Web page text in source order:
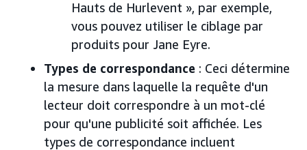
Hauts de Hurlevent », par exemple,
vous pouvez utiliser le ciblage par
produits pour Jane Eyre.
Types de correspondance : Ceci détermine
la mesure dans laquelle la requête d'un
lecteur doit correspondre à un mot-clé
pour qu'une publicité soit affichée. Les
types de correspondance incluent